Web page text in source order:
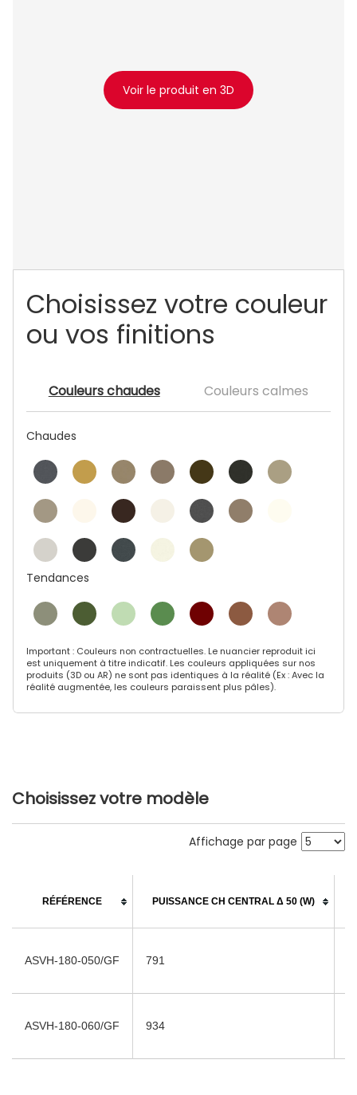
Voir le produit en 3D
Choisissez votre couleur
ou vos finitions
Couleurs chaudes Couleurs calmes
Chaudes
Tendances
Important : Couleurs non contractuelles. Le nuancier reproduit ici
est uniquement à titre indicatif. Les couleurs appliquées sur nos
produits (3D ou AR) ne sont pas identiques à la réalité (Ex : Avec la
réalité augmentée, les couleurs paraissent plus pâles).
Choisissez votre modèle
Affichage par page
RÉFÉRENCE PUISSANCE CH CENTRAL Δ 50 (W)
ASVH-180-050/GF 791
ASVH-180-060/GF 934